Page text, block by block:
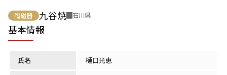
陶磁器 九谷焼 石川県
基本情報
氏名 樋口光恵